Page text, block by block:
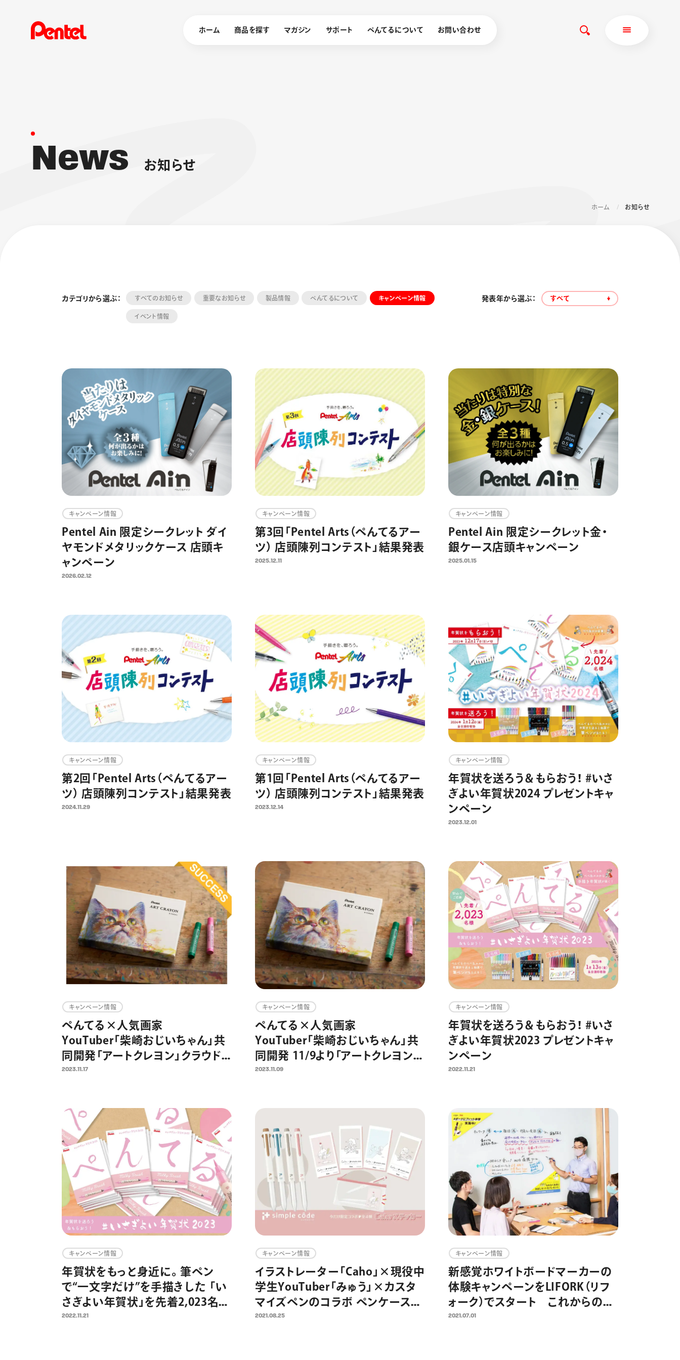
ホーム 商品を探す マガジン サポート ぺんてるについて お問い合わせ
エナージェル
シャープペン
消し具
News お知 らせ
ホーム お知らせ
カテゴリから選ぶ： すべてのお知らせ 重要なお知らせ 製品情報 ぺんてるについて キャンペーン情報
イベント情報
発表年から選ぶ： すべて
キャンペーン情報
Pentel Ain 限定シークレット ダイ
ヤモンドメタリックケース 店頭キ
ャンペーン
2026.02.12
キャンペーン情報
第3回「Pentel Arts（ぺんてるアー
ツ） 店頭陳列コンテスト」結果発表
2025.12.11
キャンペーン情報
Pentel Ain 限定シークレット金・
銀ケース店頭キャンペーン
2025.01.15
キャンペーン情報
第2回「Pentel Arts（ぺんてるアー
ツ） 店頭陳列コンテスト」結果発表
2024.11.29
キャンペーン情報
第1回「Pentel Arts（ぺんてるアー
ツ） 店頭陳列コンテスト」結果発表
2023.12.14
キャンペーン情報
年賀状を送ろう＆もらおう！ #いさ
ぎよい年賀状2024 プレゼントキャ
ンペーン
2023.12.01
キャンペーン情報
ぺんてる×人気画家
YouTuber「柴崎おじいちゃん」共
同開発「アートクレヨン」クラウド
ファンディング開始48時間で目標
2023.11.17
キャンペーン情報
ぺんてる×人気画家
YouTuber「柴崎おじいちゃん」共
同開発 11/9より「アートクレヨン」
のクラウドファンディングを開始
2023.11.09
キャンペーン情報
年賀状を送ろう＆もらおう！ #いさ
ぎよい年賀状2023 プレゼントキャ
ンペーン
2022.11.21
キャンペーン情報
年賀状をもっと身近に。筆ペン
で“一文字だけ”を手描きした 「い
さぎよい年賀状」を先着2,023名様
にお届け ぺんてるに年賀状を送
2022.11.21
キャンペーン情報
イラストレーター「Caho」×現役中
学生YouTuber「みゅう」×カスタ
マイズペンのコラボ ペンケースコ
ーデを楽しむ提案を9月よりスター
2021.08.25
キャンペーン情報
新感覚ホワイトボードマーカーの
体験キャンペーンをLIFORK（リフ
ォーク）でスタート これからのオ
フィスに求められるコミュニケー
2021.07.01